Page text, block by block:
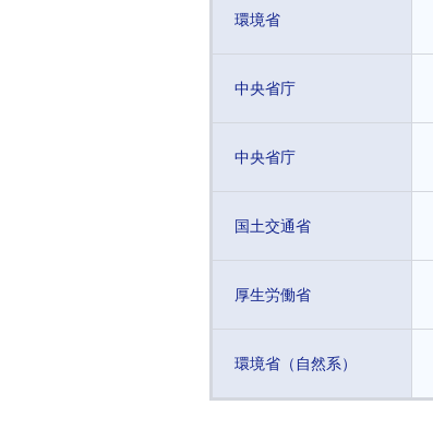
環境省
中央省庁
中央省庁
国土交通省
厚生労働省
環境省（自然系）